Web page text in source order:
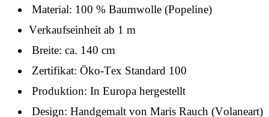
Material: 100 % Baumwolle (Popeline)
Verkaufseinheit ab 1 m
Breite: ca. 140 cm
Zertifikat: Öko-Tex Standard 100
Produktion: In Europa hergestellt
Design: Handgemalt von Maris Rauch (Volaneart)